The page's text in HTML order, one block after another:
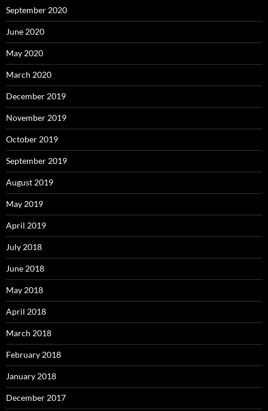
September 2020
June 2020
May 2020
March 2020
December 2019
November 2019
October 2019
September 2019
August 2019
May 2019
April 2019
July 2018
June 2018
May 2018
April 2018
March 2018
February 2018
January 2018
December 2017